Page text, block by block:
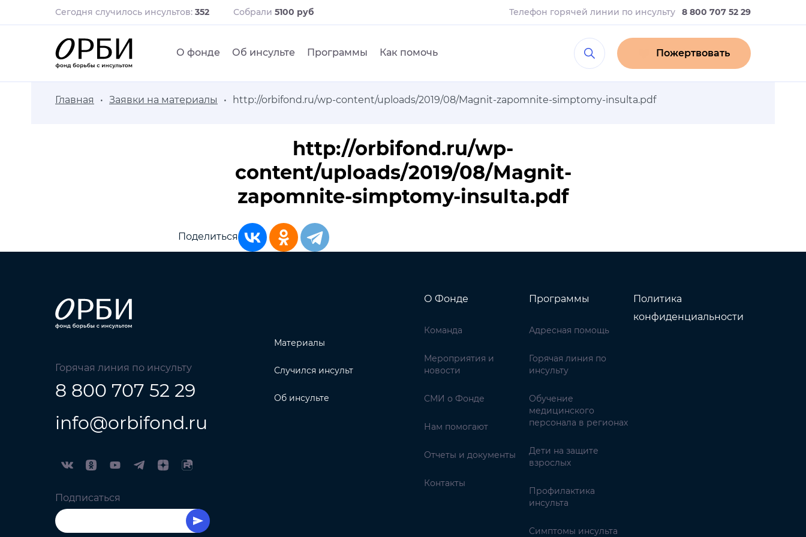
Сегодня случилось инсультов: 352 Собрали 5100 руб Телефон горячей линии по инсульту 8 800 707 52 29
О фонде Об инсульте Программы Как помочь Пожертвовать
Главная Заявки на материалы http://orbifond.ru/wp-content/uploads/2019/08/Magnit-zapomnite-simptomy-insulta.pdf
http://orbifond.ru/wp-
content/uploads/2019/08/Magnit-
zapomnite-simptomy-insulta.pdf
Поделиться
Горячая линия по инсульту
8 800 707 52 29
info@orbifond.ru
Подписаться
Материалы
Случился инсульт
Об инсульте
О Фонде
Команда
Мероприятия и
новости
СМИ о Фонде
Нам помогают
Отчеты и документы
Контакты
Программы
Адресная помощь
Горячая линия по
инсульту
Обучение
медицинского
персонала в регионах
Дети на защите
взрослых
Профилактика
инсульта
Симптомы инсульта
Политика
конфиденциальности